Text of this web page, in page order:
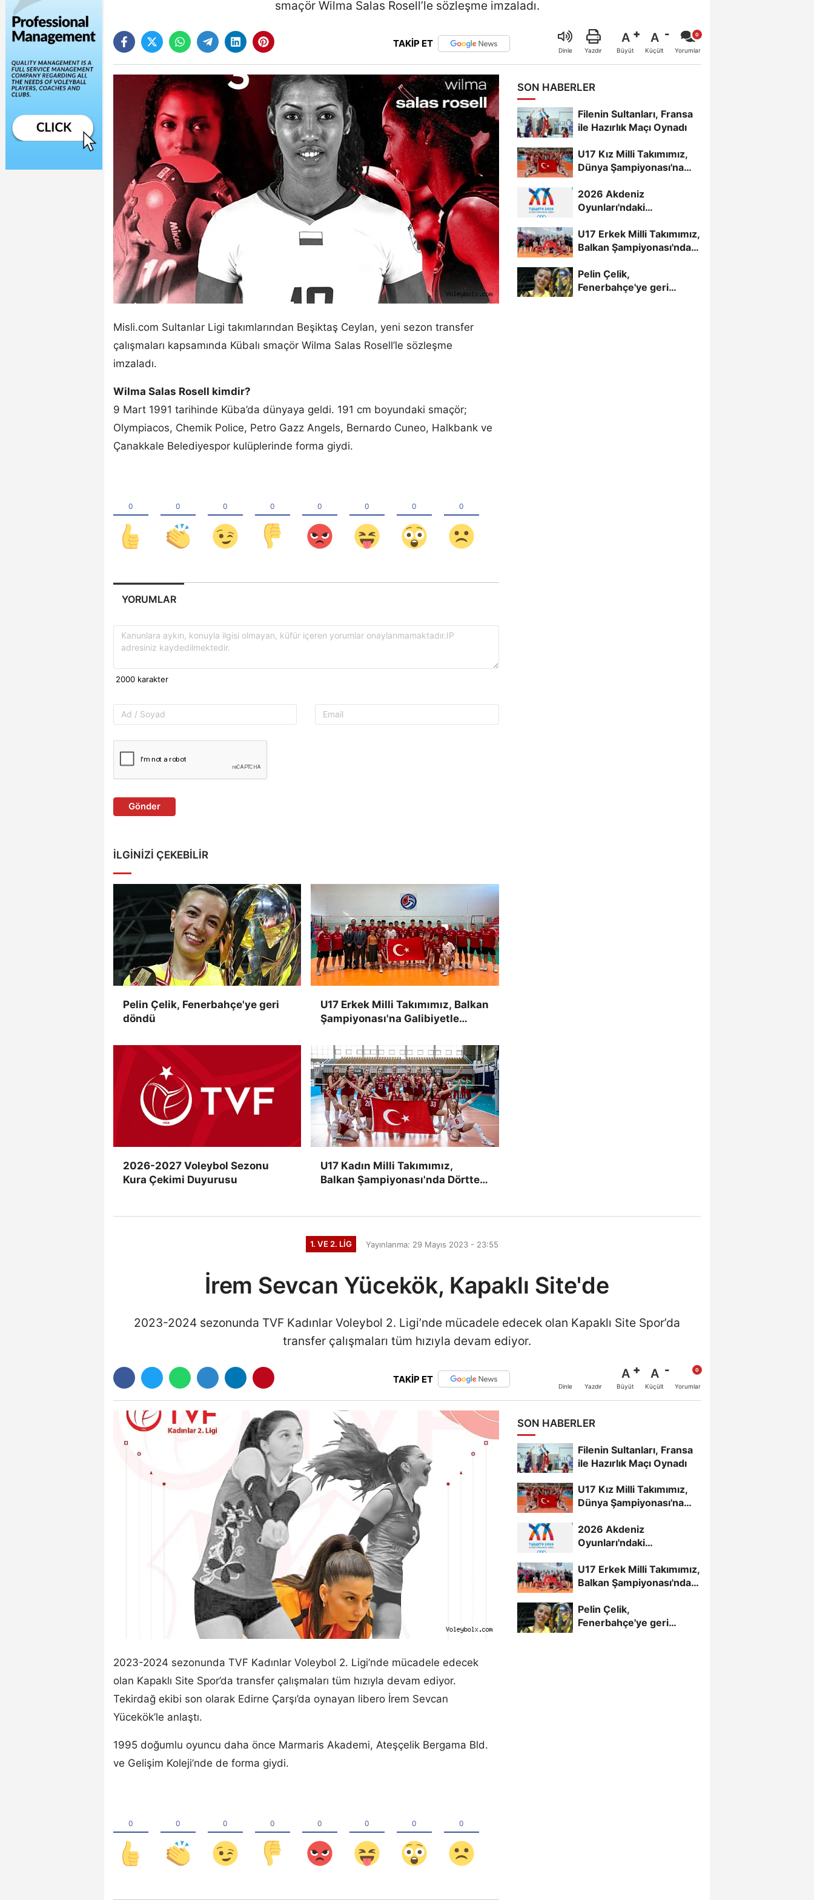
smaçör Wilma Salas Rosell’le sözleşme imzaladı.
TAKİP ET
Dinle Yazdır
A
Büyüt
A
Küçült Yorumlar
Misli.com Sultanlar Ligi takımlarından Beşiktaş Ceylan, yeni sezon transfer
çalışmaları kapsamında Kübalı smaçör Wilma Salas Rosell’le sözleşme
imzaladı.
Wilma Salas Rosell kimdir?
9 Mart 1991 tarihinde Küba’da dünyaya geldi. 191 cm boyundaki smaçör;
Olympiacos, Chemik Police, Petro Gazz Angels, Bernardo Cuneo, Halkbank ve
Çanakkale Belediyespor kulüplerinde forma giydi.
YORUMLAR
Gönder
İLGINIZI ÇEKEBILIR
Pelin Çelik, Fenerbahçe'ye geri
döndü
U17 Erkek Milli Takımımız, Balkan
Şampiyonası'na Galibiyetle
2026-2027 Voleybol Sezonu
Kura Çekimi Duyurusu
U17 Kadın Milli Takımımız,
Balkan Şampiyonası'nda Dörtte
SON HABERLER
Filenin Sultanları, Fransa
ile Hazırlık Maçı Oynadı
U17 Kız Milli Takımımız,
Dünya Şampiyonası'na
2026 Akdeniz
Oyunları'ndaki
U17 Erkek Milli Takımımız,
Balkan Şampiyonası'nda
Pelin Çelik,
Fenerbahçe'ye geri
1. VE 2. LIG Yayınlanma: 29 Mayıs 2023 - 23:55
İrem Sevcan Yücekök, Kapaklı Site'de
2023-2024 sezonunda TVF Kadınlar Voleybol 2. Ligi’nde mücadele edecek olan Kapaklı Site Spor’da
transfer çalışmaları tüm hızıyla devam ediyor.
TAKİP ET
Dinle Yazdır
A
Büyüt
A
Küçült Yorumlar
2023-2024 sezonunda TVF Kadınlar Voleybol 2. Ligi’nde mücadele edecek
olan Kapaklı Site Spor’da transfer çalışmaları tüm hızıyla devam ediyor.
Tekirdağ ekibi son olarak Edirne Çarşı’da oynayan libero İrem Sevcan
Yücekök’le anlaştı.
1995 doğumlu oyuncu daha önce Marmaris Akademi, Ateşçelik Bergama Bld.
ve Gelişim Koleji’nde de forma giydi.
SON HABERLER
Filenin Sultanları, Fransa
ile Hazırlık Maçı Oynadı
U17 Kız Milli Takımımız,
Dünya Şampiyonası'na
2026 Akdeniz
Oyunları'ndaki
U17 Erkek Milli Takımımız,
Balkan Şampiyonası'nda
Pelin Çelik,
Fenerbahçe'ye geri